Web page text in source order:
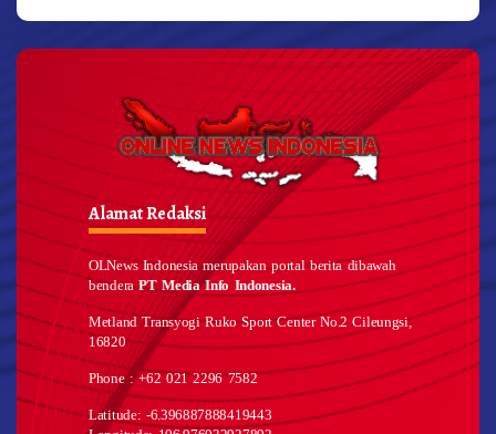
Alamat Redaksi
OLNews Indonesia merupakan portal berita dibawah
benderaPT Media Info Indonesia.
Metland Transyogi Ruko Sport Center No.2 Cileungsi,
16820
Phone : +62 021 2296 7582
Latitude: -6.396887888419443